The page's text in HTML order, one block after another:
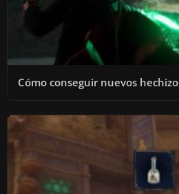
Cómo conseguir nuevos